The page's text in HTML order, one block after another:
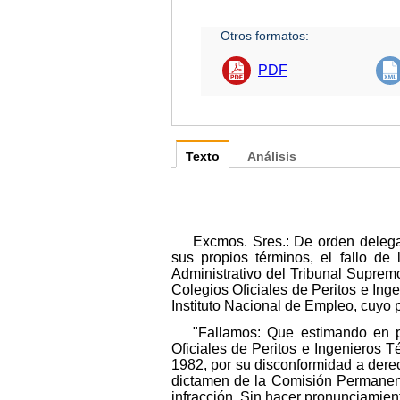
Otros formatos:
PDF
Texto
Excmos. Sres.: De orden
sus propios términos, el fallo de
Administrativo del Tribunal
Colegios Oficiales de Peritos e
Instituto Nacional de Empleo,
"Fallamos: Que estimando en
Oficiales de Peritos e Ingenieros
1982, por su disconformidad a
dictamen de la Comisión
infracción. Sin hacer
Análisis